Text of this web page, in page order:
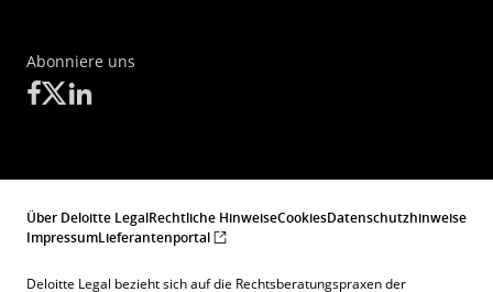
Abonniere uns
Über Deloitte LegalRechtliche HinweiseCookiesDatenschutzhinweise
ImpressumLieferantenportal
Deloitte Legal bezieht sich auf die Rechtsberatungspraxen der